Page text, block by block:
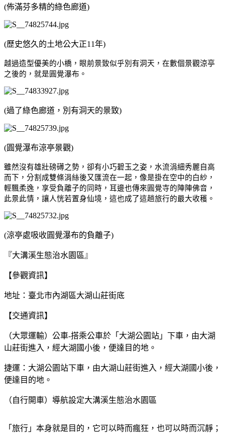
(佈滿芬多精的綠色廊道)
(歷史悠久的土地公大正11年)
越過造型優美的小橋，眼前景致似乎別有洞天，在數個景觀涼亭
之後的，就是圓覺瀑布。
(過了綠色廊道，別有洞天的景致)
(圓覺瀑布涼亭景觀)
雖然沒有雄壯磅礡之勢，卻有小巧碧玉之姿，水流涓細秀麗自高
而下，分割成雙條涓絲後又匯流在一起，像是掛在空中的白紗，
輕飄柔逸，享受負離子的同時，耳邊也傳來圓覺寺的陣陣佛音，
此景此情，讓人恍若置身仙境，這也成了這趟旅行的最大收穫。
(涼亭處吸收圓覺瀑布的負離子)
『大溝溪生態治水園區』
【參觀資訊】
地址：臺北市內湖區大湖山莊街底
【交通資訊】
（大眾運輸）公車-搭乘公車於「大湖公園站」下車，由大湖
山莊街進入，經大湖國小後，便達目的地。
捷運：大湖公園站下車，由大湖山莊街進入，經大湖國小後，
便達目的地。
（自行開車）導航設定大溝溪生態治水園區
「旅行」本身就是目的，它可以時而瘋狂，也可以時而沉靜；